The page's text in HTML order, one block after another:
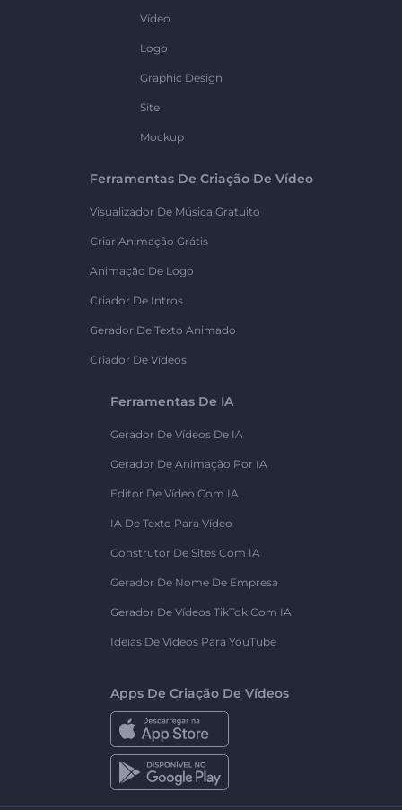
Vídeo
Logo
Graphic Design
Site
Mockup
Ferramentas De Criação De Vídeo
Visualizador De Música Gratuito
Criar Animação Grátis
Animação De Logo
Criador De Intros
Gerador De Texto Animado
Criador De Vídeos
Ferramentas De IA
Gerador De Vídeos De IA
Gerador De Animação Por IA
Editor De Vídeo Com IA
IA De Texto Para Vídeo
Construtor De Sites Com IA
Gerador De Nome De Empresa
Gerador De Vídeos TikTok Com IA
Ideias De Vídeos Para YouTube
Apps De Criação De Vídeos